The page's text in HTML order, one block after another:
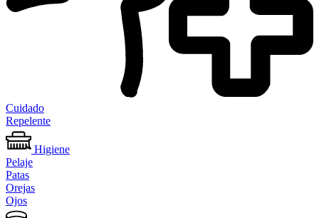
Cuidado
Repelente
Higiene
Pelaje
Patas
Orejas
Ojos